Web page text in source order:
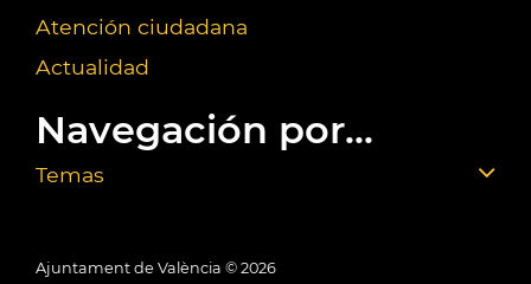
Atención ciudadana
Actualidad
Navegación por...
Temas
Ajuntament de València © 2026